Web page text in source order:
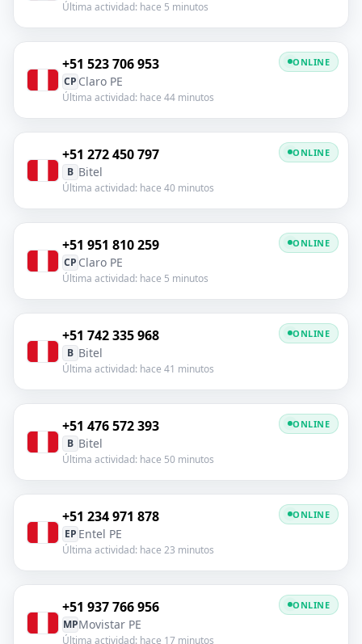
Última actividad: hace 5 minutos
+51 523 706 953
CP Claro PE
Última actividad: hace 44 minutos
ONLINE
+51 272 450 797
B Bitel
Última actividad: hace 40 minutos
ONLINE
+51 951 810 259
CP Claro PE
Última actividad: hace 5 minutos
ONLINE
+51 742 335 968
B Bitel
Última actividad: hace 41 minutos
ONLINE
+51 476 572 393
B Bitel
Última actividad: hace 50 minutos
ONLINE
+51 234 971 878
EP Entel PE
Última actividad: hace 23 minutos
ONLINE
+51 937 766 956
MPMovistar PE
Última actividad: hace 17 minutos
ONLINE